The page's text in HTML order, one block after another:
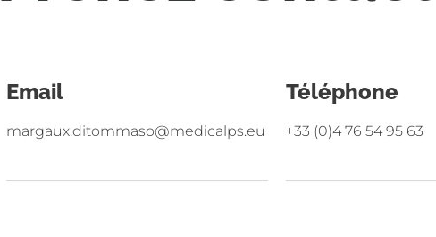
Email
margaux.ditommaso@medicalps.eu
Téléphone
+33 (0)4 76 54 95 63